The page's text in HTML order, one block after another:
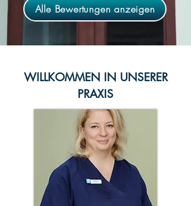
Alle Bewertungen anzeigen
WILLKOMMEN IN UNSERER
PRAXIS